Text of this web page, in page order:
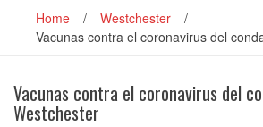
Home / Westchester
/
Vacunas contra el coronavirus del
Vacunas contra el coronavirus del
Westchester